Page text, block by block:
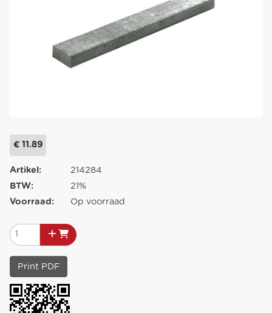
€ 11.89
Artikel:
214284
BTW:
21%
Voorraad:
Op voorraad
Print PDF